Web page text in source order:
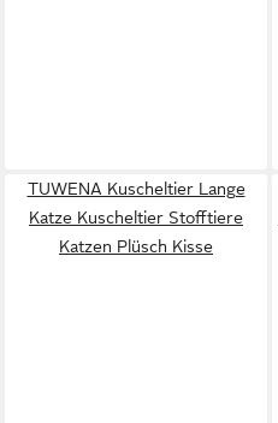
TUWENA Kuscheltier Lange
Katze Kuscheltier Stofftiere
Katzen Plüsch Kisse